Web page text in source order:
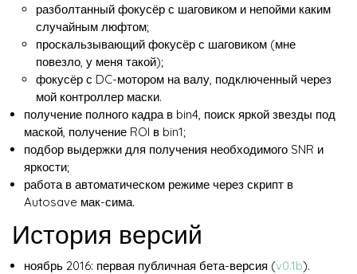
разболтанный фокусёр с шаговиком и непойми каким
случайным люфтом;
проскальзывающий фокусёр с шаговиком (мне
повезло, у меня такой);
фокусёр с DC-мотором на валу, подключенный через
мой контроллер маски.
получение полного кадра в bin4, поиск яркой звезды под
маской, получение ROI в bin1;
подбор выдержки для получения необходимого SNR и
яркости;
работа в автоматическом режиме через скрипт в
Autosave мак-сима.
История версий
ноябрь 2016: первая публичная бета-версия (v0.1b).